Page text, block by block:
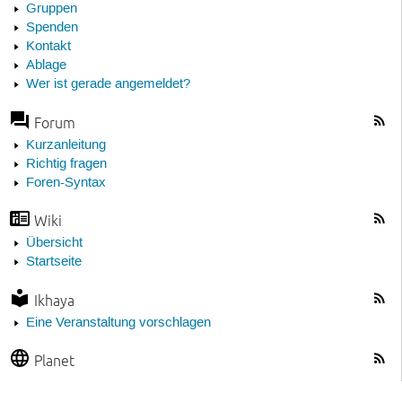
Gruppen
Spenden
Kontakt
Ablage
Wer ist gerade angemeldet?
Forum
Kurzanleitung
Richtig fragen
Foren-Syntax
Wiki
Übersicht
Startseite
Ikhaya
Eine Veranstaltung vorschlagen
Planet